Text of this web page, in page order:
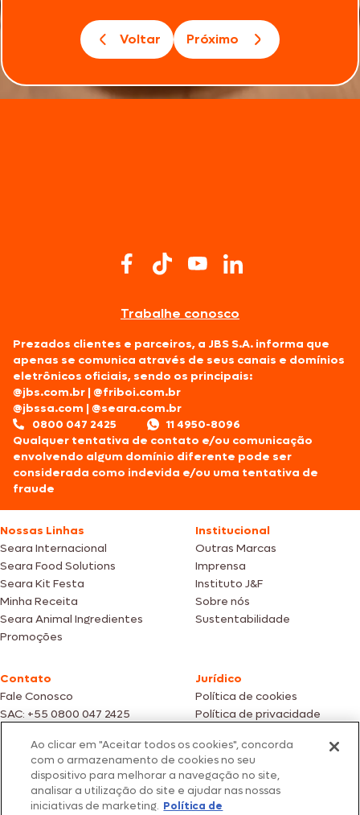
Voltar Próximo
Trabalhe conosco
Prezados clientes e parceiros, a JBS S.A. informa que
apenas se comunica através de seus canais e domínios
eletrônicos oficiais, sendo os principais:
@jbs.com.br |@friboi.com.br
@jbssa.com |@seara.com.br
0800 047 2425
11 4950-8096
Qualquer tentativa de contato e/ou comunicação
envolvendo algum domínio diferente pode ser
considerada como indevida e/ou uma tentativa de
fraude
Nossas Linhas
Seara Internacional
Seara Food Solutions
Seara Kit Festa
Minha Receita
Seara Animal Ingredientes
Promoções
Institucional
Outras Marcas
Imprensa
Instituto J&F
Sobre nós
Sustentabilidade
Contato
Fale Conosco
SAC: +55 0800 047 2425
Jurídico
Política de cookies
Política de privacidade
Fotos meramente ilustrativas | Ofertas válidas enquanto durarem os
estoques dos nossos parceiros | Vendas sujeitas a análise e confirmação
de dados.
Os preços, promoções e condições de pagamento são válidos
exclusivamente para compras efetuadas em nossos parceiros.
Ao clicar em "Aceitar todos os cookies", concorda
com o armazenamento de cookies no seu
dispositivo para melhorar a navegação no site,
analisar a utilização do site e ajudar nas nossas
iniciativas de marketing. Política de